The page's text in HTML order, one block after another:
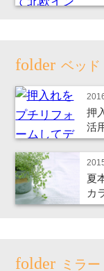
ベッド
押
活
夏
カ
ミラー